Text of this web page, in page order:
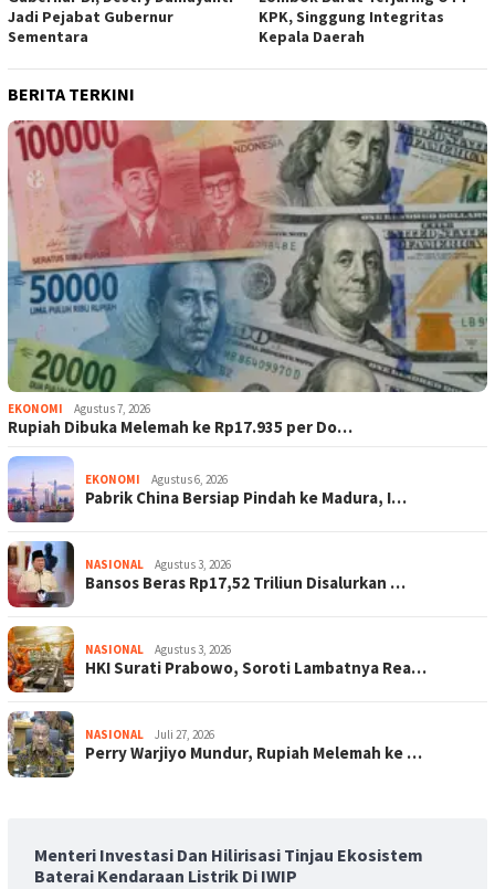
Jadi Pejabat Gubernur
Sementara
KPK, Singgung Integritas
Kepala Daerah
BERITA TERKINI
EKONOMI Agustus 7, 2026
Rupiah Dibuka Melemah ke Rp17.935 per Do…
EKONOMI Agustus 6, 2026
Pabrik China Bersiap Pindah ke Madura, I…
NASIONAL Agustus 3, 2026
Bansos Beras Rp17,52 Triliun Disalurkan …
NASIONAL Agustus 3, 2026
HKI Surati Prabowo, Soroti Lambatnya Rea…
NASIONAL Juli 27, 2026
Perry Warjiyo Mundur, Rupiah Melemah ke …
Menteri Investasi Dan Hilirisasi Tinjau Ekosistem
Baterai Kendaraan Listrik Di IWIP